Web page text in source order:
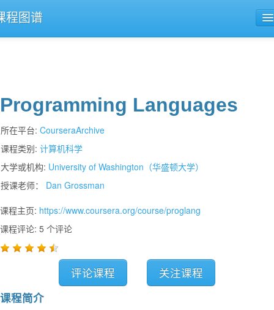
程图谱
Programming Languages
所在平台: CourseraArchive
课程类别: 计算机科学
大学或机构: University of Washington（华盛顿大学）
授课老师： Dan Grossman
课程主页: https://www.coursera.org/course/proglang
课程评论: 5 个评论
评论课程 关注课程
课程简介